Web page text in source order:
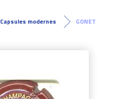
Capsules modernes
GONET